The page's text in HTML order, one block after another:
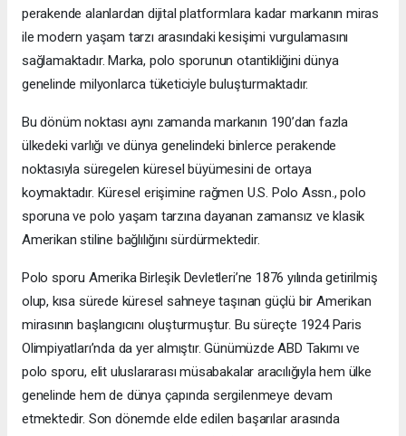
perakende alanlardan dijital platformlara kadar markanın miras
ile modern yaşam tarzı arasındaki kesişimi vurgulamasını
sağlamaktadır. Marka, polo sporunun otantikliğini dünya
genelinde milyonlarca tüketiciyle buluşturmaktadır.
Bu dönüm noktası aynı zamanda markanın 190’dan fazla
ülkedeki varlığı ve dünya genelindeki binlerce perakende
noktasıyla süregelen küresel büyümesini de ortaya
koymaktadır. Küresel erişimine rağmen U.S. Polo Assn., polo
sporuna ve polo yaşam tarzına dayanan zamansız ve klasik
Amerikan stiline bağlılığını sürdürmektedir.
Polo sporu Amerika Birleşik Devletleri’ne 1876 yılında getirilmiş
olup, kısa sürede küresel sahneye taşınan güçlü bir Amerikan
mirasının başlangıcını oluşturmuştur. Bu süreçte 1924 Paris
Olimpiyatları’nda da yer almıştır. Günümüzde ABD Takımı ve
polo sporu, elit uluslararası müsabakalar aracılığıyla hem ülke
genelinde hem de dünya çapında sergilenmeye devam
etmektedir. Son dönemde elde edilen başarılar arasında